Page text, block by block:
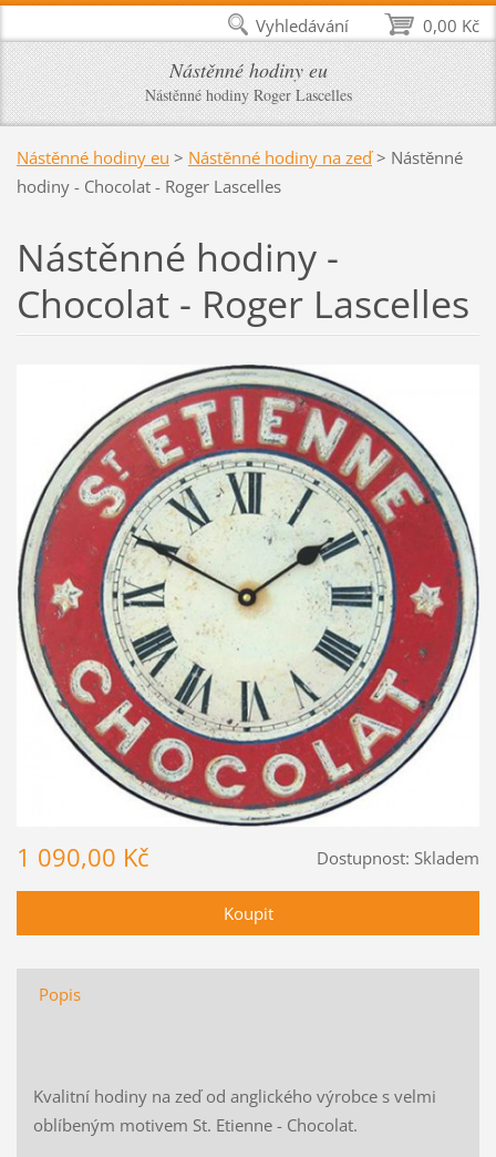
Nástěnné hodiny eu
Nástěnné hodiny Roger Lascelles
Nástěnné hodiny eu > Nástěnné hodiny na zeď > Nástěnné
hodiny - Chocolat - Roger Lascelles
Nástěnné hodiny -
Chocolat - Roger Lascelles
Dostupnost: Skladem
1 090,00 Kč
Popis
Kvalitní hodiny na zeď od anglického výrobce s velmi
oblíbeným motivem St. Etienne - Chocolat.
0,00 Kč
Vyhledávání